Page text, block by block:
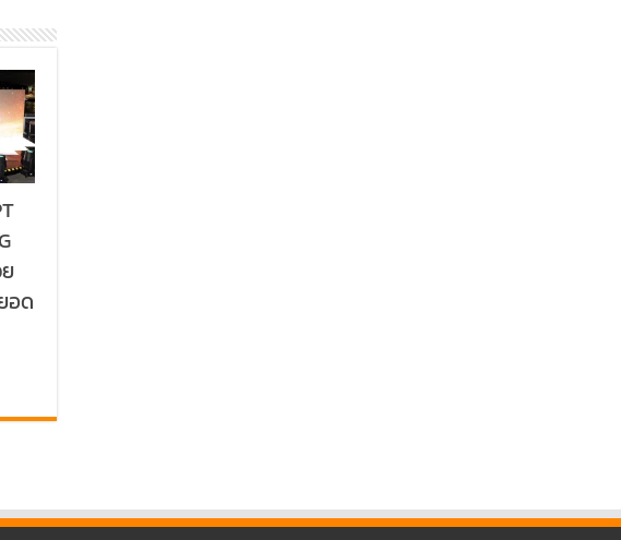
อด